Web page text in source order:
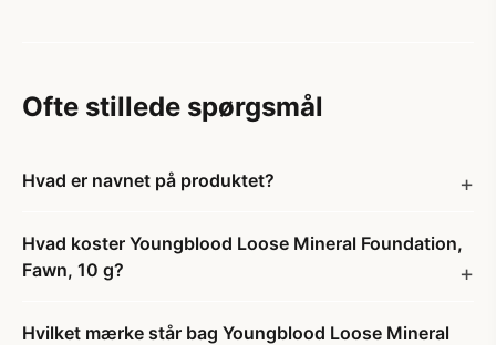
Ofte stillede spørgsmål
Hvad er navnet på produktet?
Hvad koster Youngblood Loose Mineral Foundation,
Fawn, 10 g?
Hvilket mærke står bag Youngblood Loose Mineral